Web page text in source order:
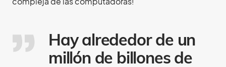
Hay alrededor de un
millón de billones de